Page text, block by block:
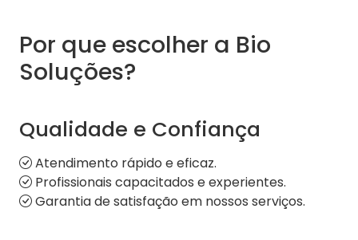
Por que escolher a Bio
Soluções?
Qualidade e Confiança
Atendimento rápido e eficaz.
Profissionais capacitados e experientes.
Garantia de satisfação em nossos serviços.